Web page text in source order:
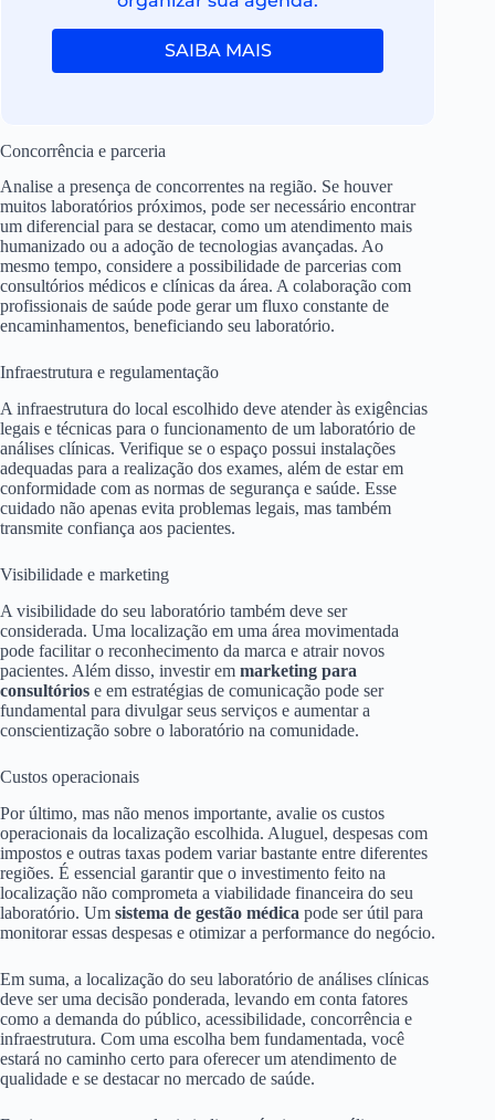
SAIBA MAIS
Concorrência e parceria
Analise a presença de concorrentes na região. Se houver
muitos laboratórios próximos, pode ser necessário encontrar
um diferencial para se destacar, como um atendimento mais
humanizado ou a adoção de tecnologias avançadas. Ao
mesmo tempo, considere a possibilidade de parcerias com
consultórios médicos e clínicas da área. A colaboração com
profissionais de saúde pode gerar um fluxo constante de
encaminhamentos, beneficiando seu laboratório.
Infraestrutura e regulamentação
A infraestrutura do local escolhido deve atender às exigências
legais e técnicas para o funcionamento de um laboratório de
análises clínicas. Verifique se o espaço possui instalações
adequadas para a realização dos exames, além de estar em
conformidade com as normas de segurança e saúde. Esse
cuidado não apenas evita problemas legais, mas também
transmite confiança aos pacientes.
Visibilidade e marketing
A visibilidade do seu laboratório também deve ser
considerada. Uma localização em uma área movimentada
pode facilitar o reconhecimento da marca e atrair novos
pacientes. Além disso, investir em marketing para
consultórios e em estratégias de comunicação pode ser
fundamental para divulgar seus serviços e aumentar a
conscientização sobre o laboratório na comunidade.
Custos operacionais
Por último, mas não menos importante, avalie os custos
operacionais da localização escolhida. Aluguel, despesas com
impostos e outras taxas podem variar bastante entre diferentes
regiões. É essencial garantir que o investimento feito na
localização não comprometa a viabilidade financeira do seu
laboratório. Um sistema de gestão médica pode ser útil para
monitorar essas despesas e otimizar a performance do negócio.
Em suma, a localização do seu laboratório de análises clínicas
deve ser uma decisão ponderada, levando em conta fatores
como a demanda do público, acessibilidade, concorrência e
infraestrutura. Com uma escolha bem fundamentada, você
estará no caminho certo para oferecer um atendimento de
qualidade e se destacar no mercado de saúde.